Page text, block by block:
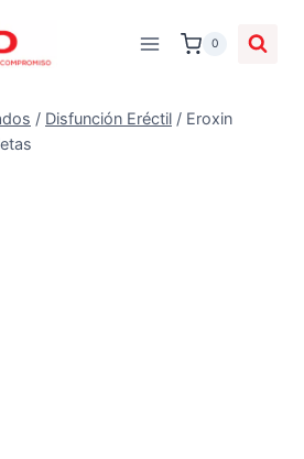
0
/ Disfunción Eréctil / Eroxin